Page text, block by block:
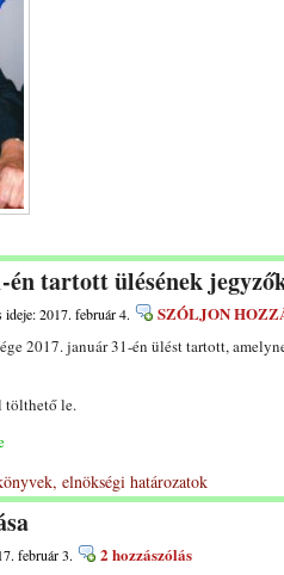
én tartott ülésének
ideje: 2017. február 4. SZÓLJON
2017. január 31-én ülést tartott,
tölthető le.
elnökségi határozatok
február 3. 2 hozzászólás